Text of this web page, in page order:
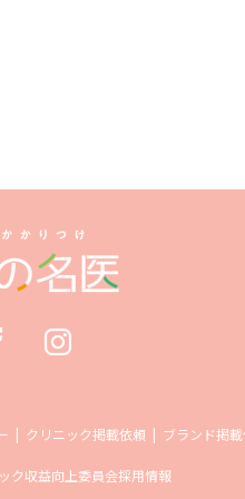
クリニック掲載依頼 ブランド掲
ク収益向上委員会採用情報